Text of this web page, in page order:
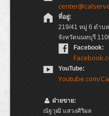
ที่อยู่:
219/41 หมู่ 6 ตำบ
จังหวัดนนทบุรี
Facebook:
YouTube:
Youtube.com/
ฝ่ายขาย:
ณัฐวุฒิ แสวงศิริผล